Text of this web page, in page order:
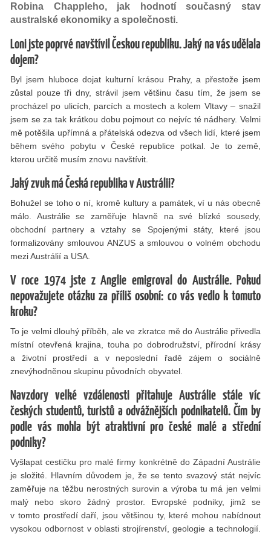
Robina Chappleho, jak hodnotí současný stav
australské ekonomiky a společnosti.
Loni jste poprvé navštívil Českou republiku. Jaký na vás udělala
dojem?
Byl jsem hluboce dojat kulturní krásou Prahy, a přestože jsem
zůstal pouze tři dny, strávil jsem většinu času tím, že jsem se
procházel po ulicích, parcích a mostech a kolem Vltavy – snažil
jsem se za tak krátkou dobu pojmout co nejvíc té nádhery. Velmi
mě potěšila upřímná a přátelská odezva od všech lidí, které jsem
během svého pobytu v České republice potkal. Je to země,
kterou určitě musím znovu navštívit.
Jaký zvuk má Česká republika v Austrálii?
Bohužel se toho o ní, kromě kultury a památek, ví u nás obecně
málo. Austrálie se zaměřuje hlavně na své blízké sousedy,
obchodní partnery a vztahy se Spojenými státy, které jsou
formalizovány smlouvou ANZUS a smlouvou o volném obchodu
mezi Austrálií a USA.
V roce 1974 jste z Anglie emigroval do Austrálie. Pokud
nepovažujete otázku za příliš osobní: co vás vedlo k tomuto
kroku?
To je velmi dlouhý příběh, ale ve zkratce mě do Austrálie přivedla
místní otevřená krajina, touha po dobrodružství, přírodní krásy
a životní prostředí a v neposlední řadě zájem o sociálně
znevýhodněnou skupinu původních obyvatel.
Navzdory velké vzdálenosti přitahuje Austrálie stále víc
českých studentů, turistů a odvážnějších podnikatelů. Čím by
podle vás mohla být atraktivní pro české malé a střední
podniky?
Vyšlapat cestičku pro malé firmy konkrétně do Západní Austrálie
je složité. Hlavním důvodem je, že se tento svazový stát nejvíc
zaměřuje na těžbu nerostných surovin a výroba tu má jen velmi
malý nebo skoro žádný prostor. Evropské podniky, jimž se
v tomto prostředí daří, jsou většinou ty, které mohou nabídnout
vysokou odbornost v oblasti strojírenství, geologie a technologií.